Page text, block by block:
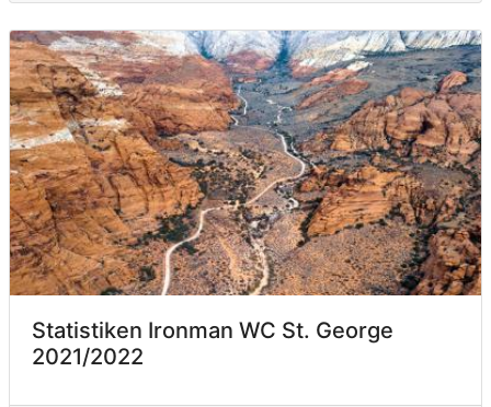
Statistiken Ironman WC St. George
2021/2022